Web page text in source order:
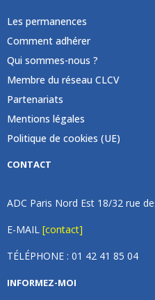
Les permanences
Comment adhérer
Qui sommes-nous ?
Membre du réseau CLCV
Partenariats
Mentions légales
Politique de cookies (UE)
CONTACT
ADC Paris Nord Est 18/32 rue
E-MAIL [contact]
TÉLÉPHONE : 01 42 41 85 04
INFORMEZ-MOI